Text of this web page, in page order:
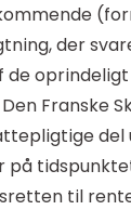
der
de
Franske
del
på
til